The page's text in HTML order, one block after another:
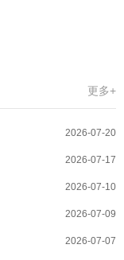
更多+
2026-07-20
2026-07-17
2026-07-10
2026-07-09
2026-07-07